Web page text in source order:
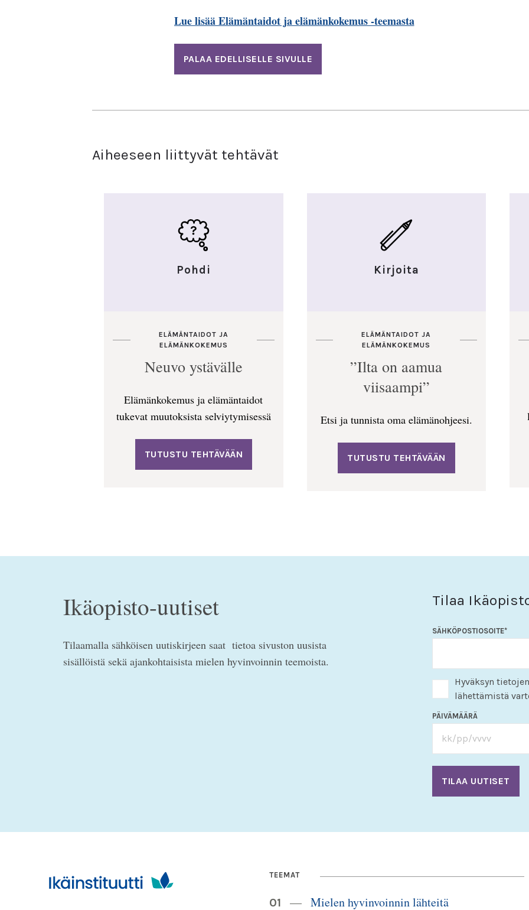
Lue lisää Elämäntaidot ja elämänkokemus -teemasta
PALAA EDELLISELLE SIVULLE
Aiheeseen liittyvät tehtävät
Pohdi
ELÄMÄNTAIDOT JA
ELÄMÄNKOKEMUS
Neuvo ystävälle
Elämänkokemus ja elämäntaidot
tukevat muutoksista selviytymisessä
TUTUSTU TEHTÄVÄÄN
Kirjoita
ELÄMÄNTAIDOT JA
ELÄMÄNKOKEMUS
”Ilta on aamua
viisaampi”
Etsi ja tunnista oma elämänohjeesi.
TUTUSTU TEHTÄVÄÄN
Ikäopisto-uutiset
Tilaamalla sähköisen uutiskirjeen saat tietoa sivuston uusista
sisällöistä sekä ajankohtaisista mielen hyvinvoinnin teemoista.
Tilaa
SÄHKÖPOSTIOSOITE*
Hyväksyn
lähettämistä
PÄIVÄMÄÄRÄ
TEEMAT
Mielen hyvinvoinnin lähteitä